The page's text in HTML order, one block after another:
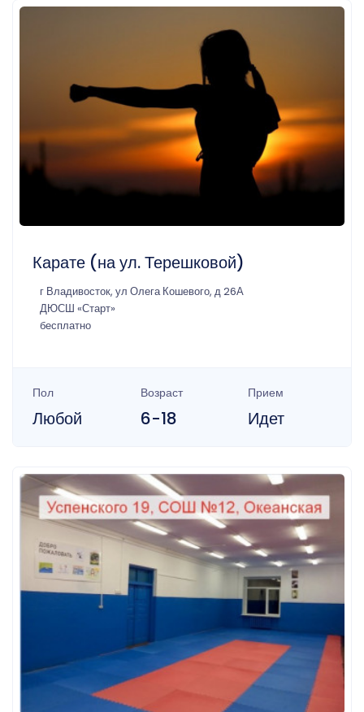
Карате (на ул. Терешковой)
г Владивосток, ул Олега Кошевого, д 26А
ДЮСШ «Старт»
бесплатно
Пол
Любой
Возраст
6-18
Прием
Идет